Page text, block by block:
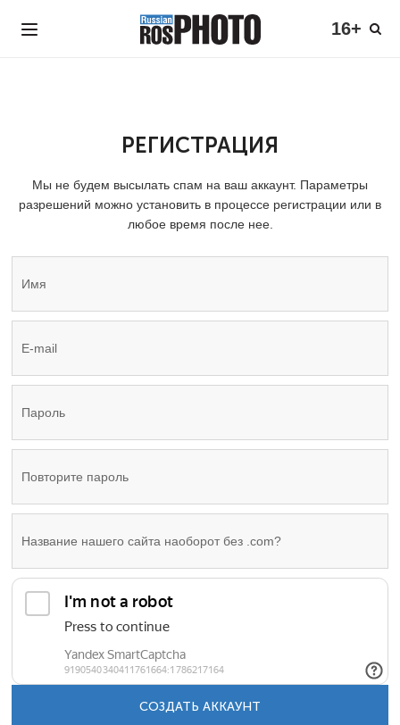
16+
РЕГИСТРАЦИЯ
Мы не будем высылать спам на ваш аккаунт. Параметры
разрешений можно установить в процессе регистрации или в
любое время после нее.
СОЗДАТЬ АККАУНТ